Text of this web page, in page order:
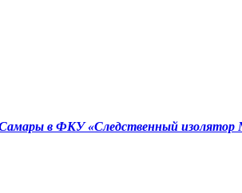
в ФКУ «Следственный